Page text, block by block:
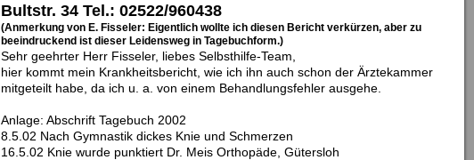
Bultstr. 34 Tel.: 02522/960438
(Anmerkung von E. Fisseler: Eigentlich wollte ich diesen Bericht verkürzen, aber zu
beeindruckend ist dieser Leidensweg in Tagebuchform.)
Sehr geehrter Herr Fisseler, liebes Selbsthilfe-Team,
hier kommt mein Krankheitsbericht, wie ich ihn auch schon der Ärztekammer
mitgeteilt habe, da ich u. a. von einem Behandlungsfehler ausgehe.
Anlage: Abschrift Tagebuch 2002
8.5.02 Nach Gymnastik dickes Knie und Schmerzen
16.5.02 Knie wurde punktiert Dr. Meis Orthopäde, Gütersloh